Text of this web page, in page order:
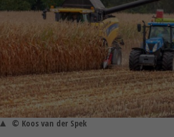
© Koos van der Spek